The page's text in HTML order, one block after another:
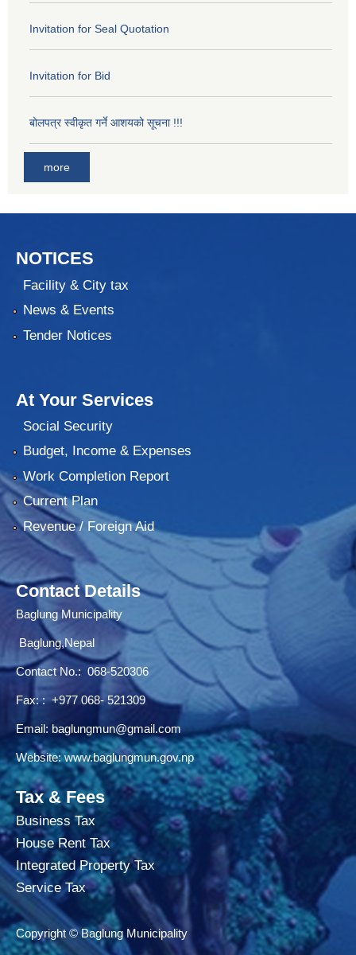
Invitation for Seal Quotation
Invitation for Bid
बोलपत्र स्वीकृत गर्ने आशयको सूचना !!!
more
NOTICES
Facility & City tax
News & Events
Tender Notices
At Your Services
Social Security
Budget, Income & Expenses
Work Completion Report
Current Plan
Revenue / Foreign Aid
Contact Details
Baglung Municipality
Baglung,Nepal
Contact No.: 068-520306
Fax: : +977 068- 521309
Email: baglungmun@gmail.com
Website:www.baglungmun.gov.np
Tax & Fees
Business Tax
House Rent Tax
Integrated Property Tax
Service Tax
Copyright © Baglung Municipality